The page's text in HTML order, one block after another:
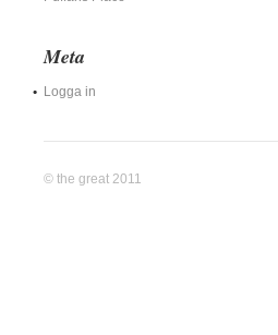
Meta
Logga in
© the great 2011